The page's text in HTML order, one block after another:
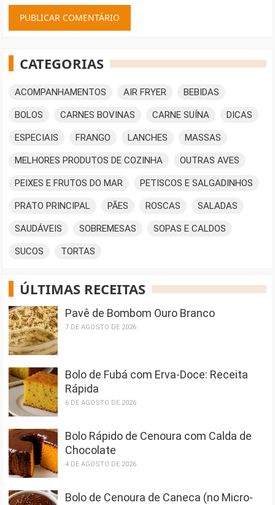
CATEGORIAS
ACOMPANHAMENTOS AIR FRYER BEBIDAS
BOLOS CARNES BOVINAS CARNE SUÍNA DICAS
ESPECIAIS FRANGO LANCHES MASSAS
MELHORES PRODUTOS DE COZINHA OUTRAS AVES
PEIXES E FRUTOS DO MAR PETISCOS E SALGADINHOS
PRATO PRINCIPAL PÃES ROSCAS SALADAS
SAUDÁVEIS SOBREMESAS SOPAS E CALDOS
SUCOS TORTAS
ÚLTIMAS RECEITAS
Pavê de Bombom Ouro Branco
7 DE AGOSTO DE 2026
Bolo de Fubá com Erva-Doce: Receita
Rápida
6 DE AGOSTO DE 2026
Bolo Rápido de Cenoura com Calda de
Chocolate
4 DE AGOSTO DE 2026
Bolo de Cenoura de Caneca (no Micro-